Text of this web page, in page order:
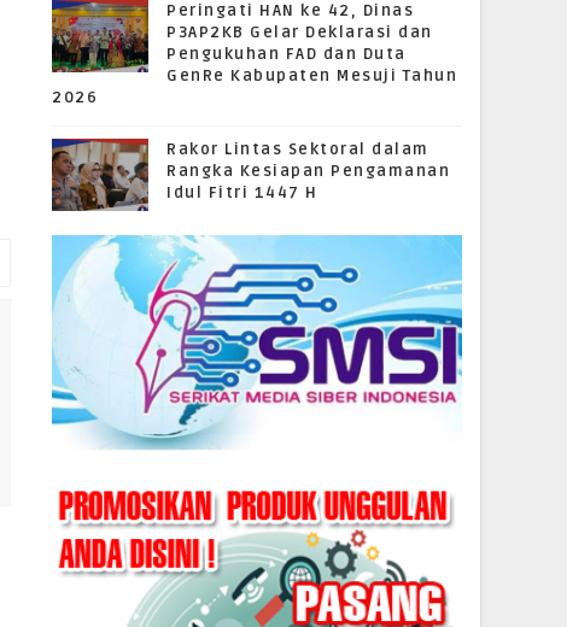
Peringati HAN ke 42, Dinas
P3AP2KB Gelar Deklarasi dan
Pengukuhan FAD dan Duta
GenRe Kabupaten Mesuji Tahun
2026
Rakor Lintas Sektoral dalam
Rangka Kesiapan Pengamanan
Idul Fitri 1447 H